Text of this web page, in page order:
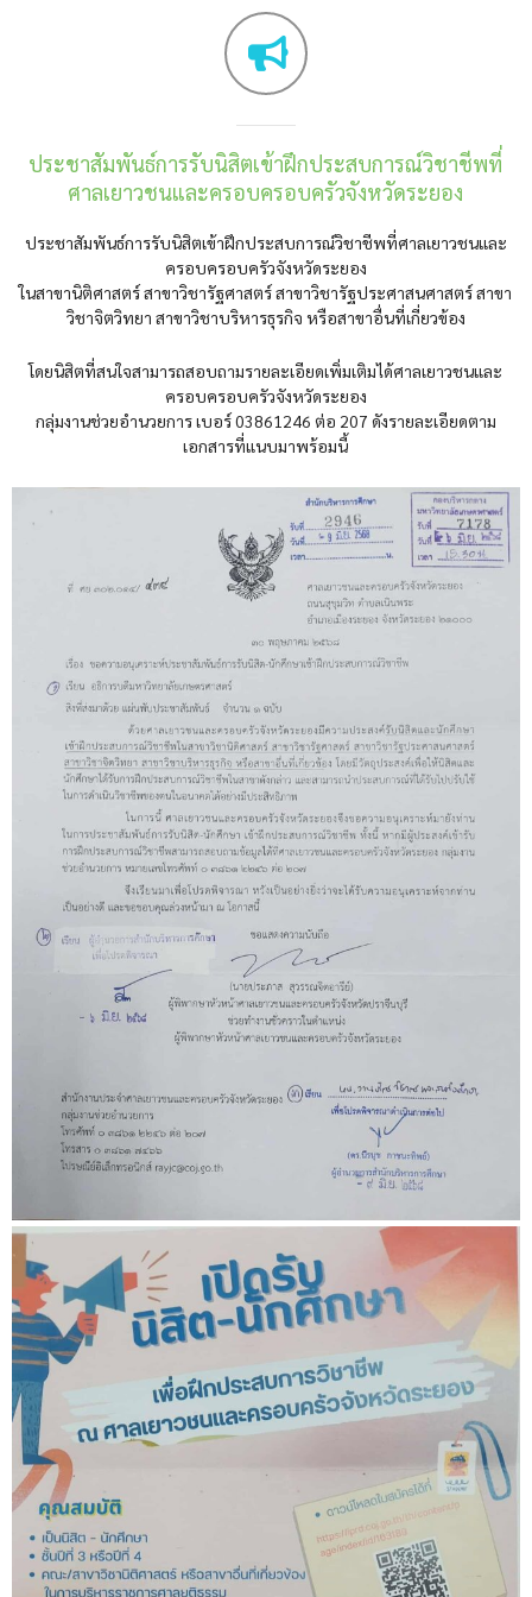
ประชาสัมพันธ์การรับนิสิตเข้าฝึกประสบการณ์วิชาชีพที่
ศาลเยาวชนและครอบครอบครัวจังหวัดระยอง
ประชาสัมพันธ์การรับนิสิตเข้าฝึกประสบการณ์วิชาชีพที่ศาลเยาวชนและ
ครอบครอบครัวจังหวัดระยอง
ในสาขานิติศาสตร์ สาขาวิชารัฐศาสตร์ สาขาวิชารัฐประศาสนศาสตร์ สาขา
วิชาจิตวิทยา สาขาวิชาบริหารธุรกิจ หรือสาขาอื่นที่เกี่ยวข้อง
โดยนิสิตที่สนใจสามารถสอบถามรายละเอียดเพิ่มเติมได้ศาลเยาวชนและ
ครอบครอบครัวจังหวัดระยอง
กลุ่มงานช่วยอำนวยการ เบอร์ 03861246 ต่อ 207 ดังรายละเอียดตาม
เอกสารที่แนบมาพร้อมนี้